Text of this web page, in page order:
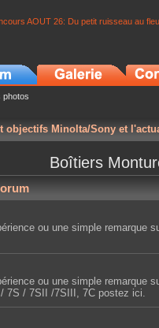
AOUT 26: Du petit ruisseau au
photos
objectifs Minolta/Sony et
Boîtiers
ou une simple remarque
ou une simple remarque
7S / 7SII /7SIII, 7C postez ici.